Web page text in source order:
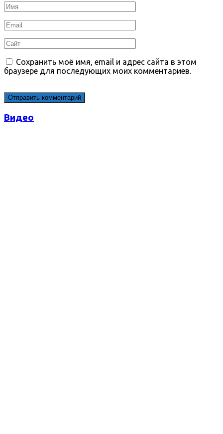
Имя
*
Email
*
Сайт
Сохранить моё имя, email и адрес сайта в этом
браузере для последующих моих комментариев.
Видео